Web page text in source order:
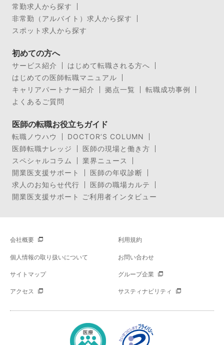
常勤求人から探す
非常勤（アルバイト）求人から探す
スポット求人から探す
初めての方へ
サービス紹介
はじめて転職される方へ
はじめての医師転職マニュアル
キャリアパートナー紹介
拠点一覧
転職成功事例
よくあるご質問
医師の転職お役立ちガイド
転職ノウハウ
DOCTOR’S COLUMN
医師転職ナレッジ
医師の現場と働き方
スペシャルコラム
業界ニュース
開業医支援サポート
医師の年収診断
求人のお知らせ代行
医師の職場カルテ
開業医支援サポート ご利用者インタビュー
会社概要 利用規約
個人情報の取り扱いについて お問い合わせ
サイトマップ グループ企業
アクセス サスティナビリティ